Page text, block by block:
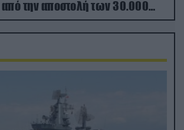
από την αποστολή των 30.000
που έφτασαν στη Ρωσία (βίντεο)